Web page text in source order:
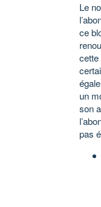
Le
ce
cette
un
son
pas